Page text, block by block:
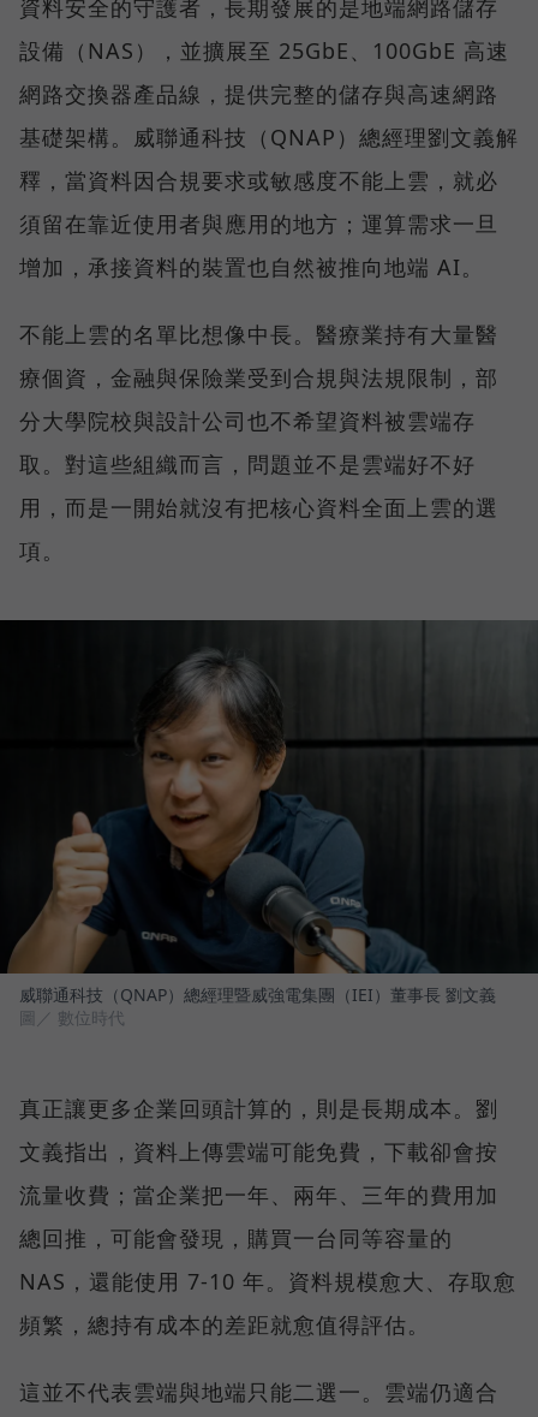
資料安全的守護者，長期發展的是地端網路儲存
設備（NAS），並擴展至 25GbE、100GbE 高速
網路交換器產品線，提供完整的儲存與高速網路
基礎架構。威聯通科技（QNAP）總經理劉文義解
釋，當資料因合規要求或敏感度不能上雲，就必
須留在靠近使用者與應用的地方；運算需求一旦
增加，承接資料的裝置也自然被推向地端 AI。
不能上雲的名單比想像中長。醫療業持有大量醫
療個資，金融與保險業受到合規與法規限制，部
分大學院校與設計公司也不希望資料被雲端存
取。對這些組織而言，問題並不是雲端好不好
用，而是一開始就沒有把核心資料全面上雲的選
項。
威聯通科技（QNAP）總經理暨威強電集團（IEI）董事長 劉文義
圖／ 數位時代
真正讓更多企業回頭計算的，則是長期成本。劉
文義指出，資料上傳雲端可能免費，下載卻會按
流量收費；當企業把一年、兩年、三年的費用加
總回推，可能會發現，購買一台同等容量的
NAS，還能使用 7-10 年。資料規模愈大、存取愈
頻繁，總持有成本的差距就愈值得評估。
這並不代表雲端與地端只能二選一。雲端仍適合